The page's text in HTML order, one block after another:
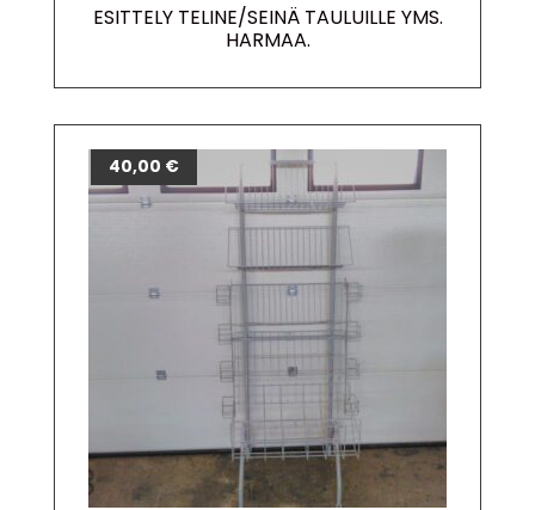
ESITTELY TELINE/SEINÄ TAULUILLE YMS.
HARMAA.
40,00 €